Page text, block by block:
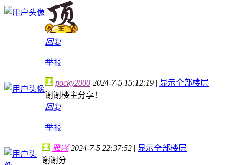
回复
举报
pocky2000 2024-7-5 15:12:19 | 显示全部楼层
谢谢楼主分享！
回复
举报
雅兴2024-7-5 22:37:52 | 显示全部楼层
谢谢分